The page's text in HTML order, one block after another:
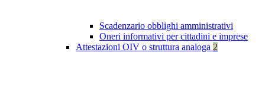
Scadenzario obblighi amministrativi
Oneri informativi per cittadini e imprese
Attestazioni OIV o struttura analoga 2